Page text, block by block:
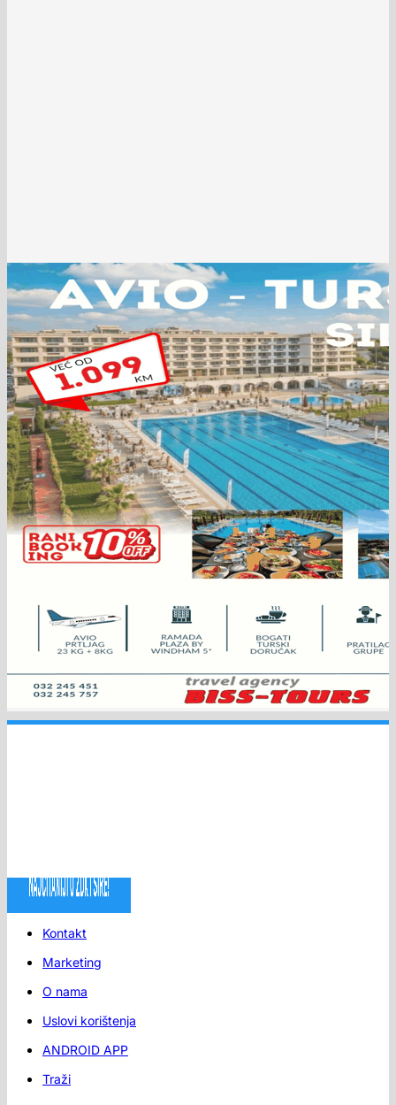
Kontakt
Marketing
O nama
Uslovi korištenja
ANDROID APP
Traži